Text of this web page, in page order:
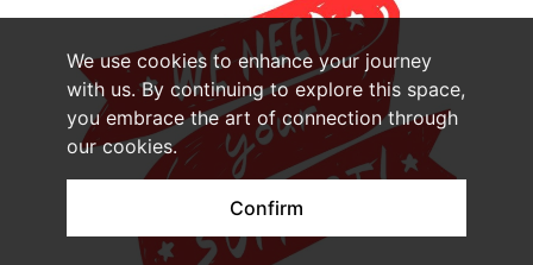
We use cookies to enhance your journey
with us. By continuing to explore this space,
you embrace the art of connection through
our cookies.
Confirm